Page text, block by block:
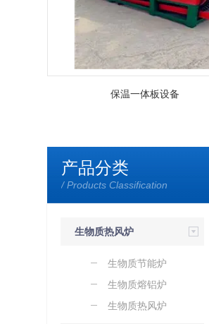
保温一体板设备
产品分类
/ Products Classification
生物质热风炉
生物质节能炉
生物质熔铝炉
生物质热风炉